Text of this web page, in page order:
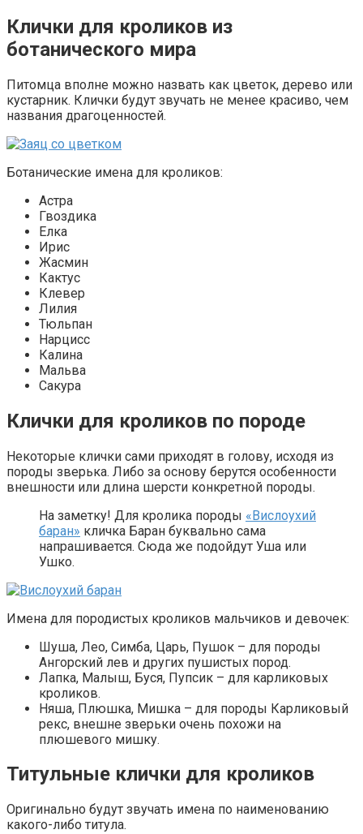
Клички для кроликов из
ботанического мира
Питомца вполне можно назвать как цветок, дерево или
кустарник. Клички будут звучать не менее красиво, чем
названия драгоценностей.
Ботанические имена для кроликов:
Астра
Гвоздика
Елка
Ирис
Жасмин
Кактус
Клевер
Лилия
Тюльпан
Нарцисс
Калина
Мальва
Сакура
Клички для кроликов по породе
Некоторые клички сами приходят в голову, исходя из
породы зверька. Либо за основу берутся особенности
внешности или длина шерсти конкретной породы.
На заметку! Для кролика породы «Вислоухий
баран» кличка Баран буквально сама
напрашивается. Сюда же подойдут Уша или
Ушко.
Имена для породистых кроликов мальчиков и девочек:
Шуша, Лео, Симба, Царь, Пушок – для породы
Ангорский лев и других пушистых пород.
Лапка, Малыш, Буся, Пупсик – для карликовых
кроликов.
Няша, Плюшка, Мишка – для породы Карликовый
рекс, внешне зверьки очень похожи на
плюшевого мишку.
Титульные клички для кроликов
Оригинально будут звучать имена по наименованию
какого-либо титула.